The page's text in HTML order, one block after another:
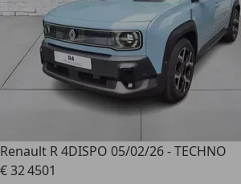
Renault R 4DISPO 05/02/26 - TECHNO
€ 32 4501